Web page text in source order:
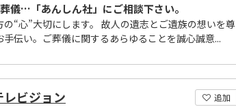
儀…「あんしん社」にご相談下さい。
“心”大切にします。 故人の遺志とご遺族の想いを尊
伝い。ご葬儀に関するあらゆることを誠心誠意...
追加
ビジョン